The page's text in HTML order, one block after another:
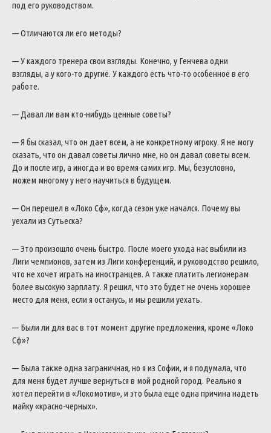
под его руководством.
— Отличаются ли его методы?
— У каждого тренера свои взгляды. Конечно, у Генчева одни
взгляды, а у кого-то другие. У каждого есть что-то особенное в его
работе.
— Давал ли вам кто-нибудь ценные советы?
— Я бы сказал, что он дает всем, а не конкретному игроку. Я не могу
сказать, что он давал советы лично мне, но он давал советы всем.
До и после игр, а иногда и во время самих игр. Мы, безусловно,
можем многому у него научиться в будущем.
— Он перешел в «Локо Сф», когда сезон уже начался. Почему вы
уехали из Сутьеска?
— Это произошло очень быстро. После моего ухода нас выбили из
Лиги чемпионов, затем из Лиги конференций, и руководство решило,
что не хочет играть на иностранцев. А также платить легионерам
более высокую зарплату. Я решил, что это будет не очень хорошее
место для меня, если я останусь, и мы решили уехать.
— Были ли для вас в тот момент другие предложения, кроме «Локо
Сф»?
— Была также одна заграничная, но я из Софии, и я подумала, что
для меня будет лучше вернуться в мой родной город. Реально я
хотел перейти в «Локомотив», и это была еще одна причина надеть
майку «красно-черных».